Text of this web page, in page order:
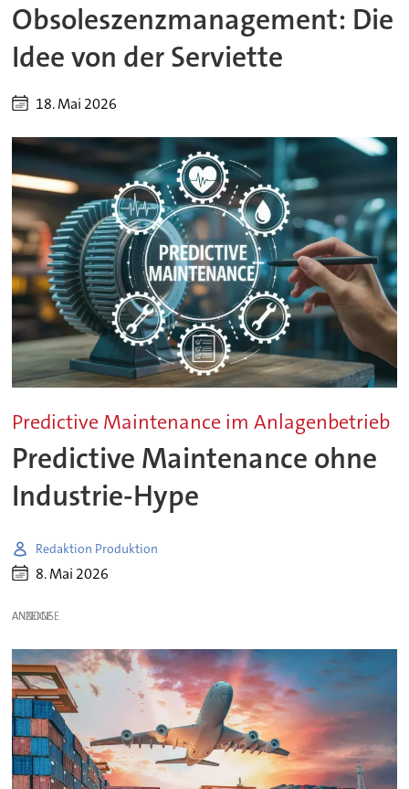
Obsoleszenzmanagement: Die
Idee von der Serviette
18. Mai 2026
Predictive Maintenance im Anlagenbetrieb
Predictive Maintenance ohne
Industrie-Hype
Redaktion Produktion
8. Mai 2026
ANZEIGE